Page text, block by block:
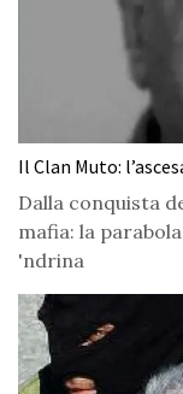
Il Clan Muto:
Dalla conquista
mafia: la
'ndrina